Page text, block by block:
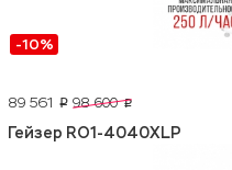
-10%
89 561 p 98 600 p
Гейзер RO1-4040XLP